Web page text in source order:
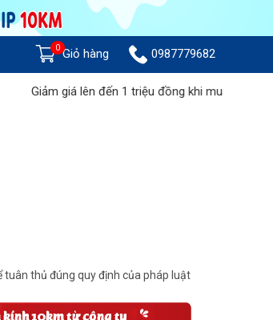
0 Giỏ hàng 0987779682
giá lên đến 1 triệu đồng khi mua Máy chà sàn
tuân thủ đúng quy định của pháp luật